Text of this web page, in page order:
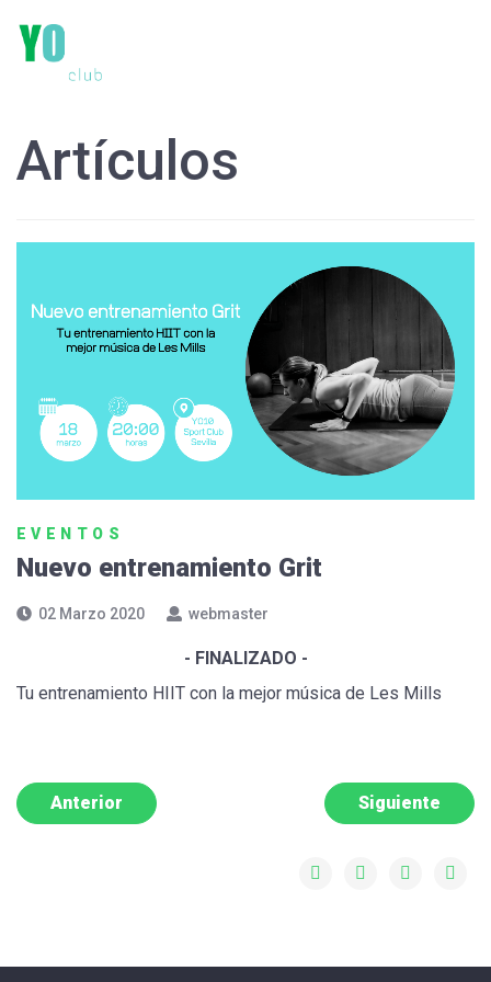
Artículos
EVENTOS
Nuevo entrenamiento Grit
02 Marzo 2020 webmaster
- FINALIZADO -
Tu entrenamiento HIIT con la mejor música de Les Mills
Anterior Siguiente